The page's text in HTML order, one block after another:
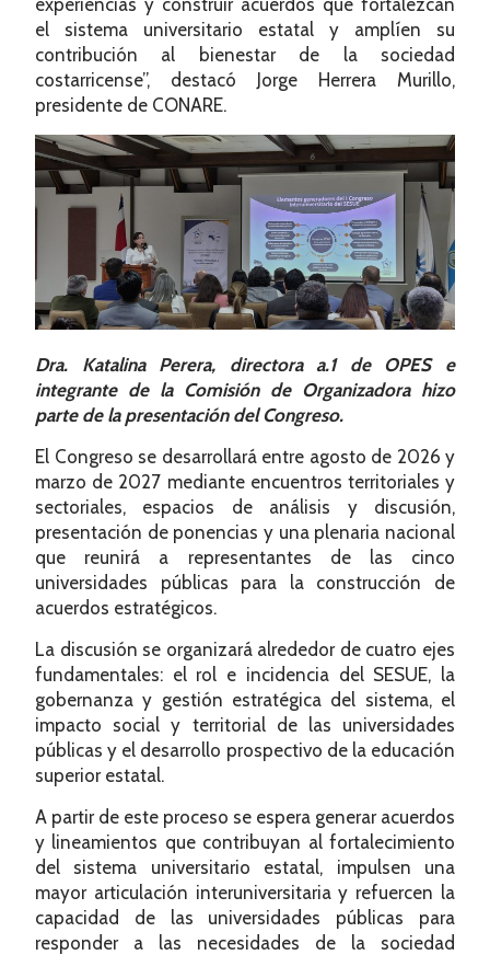
experiencias y construir acuerdos que fortalezcan
el sistema universitario estatal y amplíen su
contribución al bienestar de la sociedad
costarricense”, destacó Jorge Herrera Murillo,
presidente de CONARE.
Dra. Katalina Perera, directora a.1 de OPES e
integrante de la Comisión de Organizadora hizo
parte de la presentación del Congreso.
El Congreso se desarrollará entre agosto de 2026 y
marzo de 2027 mediante encuentros territoriales y
sectoriales, espacios de análisis y discusión,
presentación de ponencias y una plenaria nacional
que reunirá a representantes de las cinco
universidades públicas para la construcción de
acuerdos estratégicos.
La discusión se organizará alrededor de cuatro ejes
fundamentales: el rol e incidencia del SESUE, la
gobernanza y gestión estratégica del sistema, el
impacto social y territorial de las universidades
públicas y el desarrollo prospectivo de la educación
superior estatal.
A partir de este proceso se espera generar acuerdos
y lineamientos que contribuyan al fortalecimiento
del sistema universitario estatal, impulsen una
mayor articulación interuniversitaria y refuercen la
capacidad de las universidades públicas para
responder a las necesidades de la sociedad